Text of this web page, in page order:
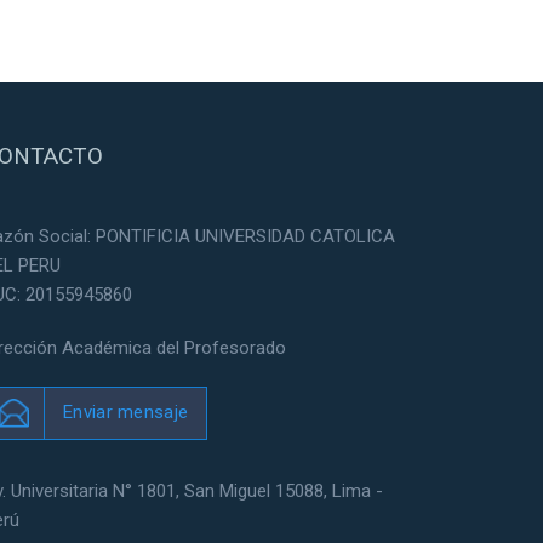
Social: PONTIFICIA UNIVERSIDAD CATOLICA
PERU
20155945860
Académica del Profesorado
Enviar mensaje
Universitaria N° 1801, San Miguel 15088, Lima -